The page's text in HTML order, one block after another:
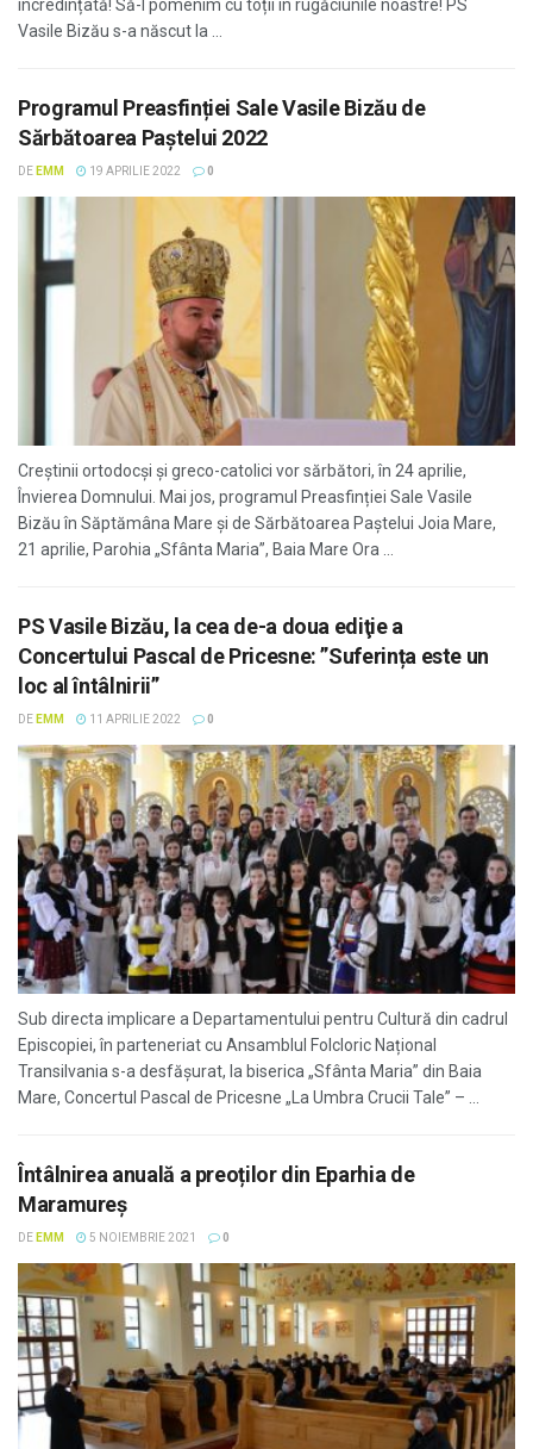
încredințată! Să-l pomenim cu toții în rugăciunile noastre! PS
Vasile Bizău s-a născut la ...
Programul Preasfinției Sale Vasile Bizău de
Sărbătoarea Paștelui 2022
DE EMM 19 APRILIE 2022 0
Creştinii ortodocşi şi greco-catolici vor sărbători, în 24 aprilie,
Învierea Domnului. Mai jos, programul Preasfinției Sale Vasile
Bizău în Săptămâna Mare şi de Sărbătoarea Paștelui Joia Mare,
21 aprilie, Parohia „Sfânta Maria”, Baia Mare Ora ...
PS Vasile Bizău, la cea de-a doua ediţie a
Concertului Pascal de Pricesne: ”Suferința este un
loc al întâlnirii”
DE EMM 11 APRILIE 2022 0
Sub directa implicare a Departamentului pentru Cultură din cadrul
Episcopiei, în parteneriat cu Ansamblul Folcloric Național
Transilvania s-a desfășurat, la biserica „Sfânta Maria” din Baia
Mare, Concertul Pascal de Pricesne „La Umbra Crucii Tale” – ...
Întâlnirea anuală a preoților din Eparhia de
Maramureș
DE EMM 5 NOIEMBRIE 2021 0